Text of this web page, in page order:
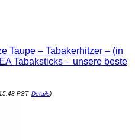
Taupe – Tabakerhitzer – (in
Tabaksticks – unsere beste
PST- Details)